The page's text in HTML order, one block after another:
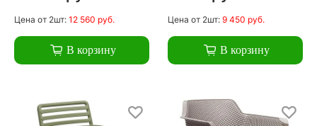
Цена от 2шт: 12 560 руб.
В корзину
Цена от 2шт: 9 450 руб.
В корзину